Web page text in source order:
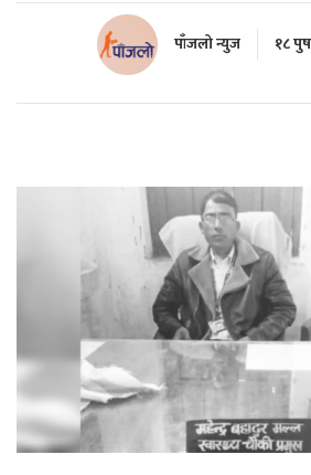
पाँजलो न्युज १८